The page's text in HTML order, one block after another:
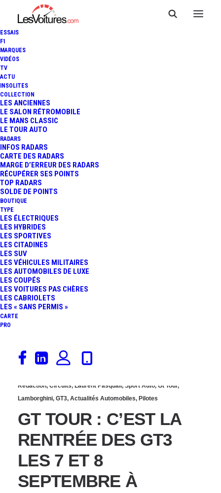
ESSAIS
F1
MARQUES
VIDÉOS
TV
ACTU
INSOLITES
COLLECTION
LES ANCIENNES
LE SALON RÉTROMOBILE
LE MANS CLASSIC
LE TOUR AUTO
RADARS
INFOS RADARS
CARTE DES RADARS
MARGE D’ERREUR DES RADARS
RÉCUPÉRER SES POINTS
TOP RADARS
SOLDE DE POINTS
BOUTIQUE
TYPE
LES ÉLECTRIQUES
LES HYBRIDES
LES SPORTIVES
LES CITADINES
LES SUV
LES VÉHICULES MILITAIRES
LES AUTOMOBILES DE LUXE
LES COUPÉS
LES VOITURES PAS CHÈRES
LES CABRIOLETS
LES « SANS PERMIS »
CARTE
PRO
8 septembre 2013
GT TOUR – MAGNY-
COURS : LE DOUBLÉ
POUR L’AUDI R8 LMS
ULTRA SPEEDCAR !
Rédaction, Circuits, Laurent Pasquali, Sport Auto, Gt Tour,
Lamborghini, GT3, Actualités Automobiles, Pilotes
GT TOUR : C’EST LA
RENTRÉE DES GT3
LES 7 ET 8
SEPTEMBRE À